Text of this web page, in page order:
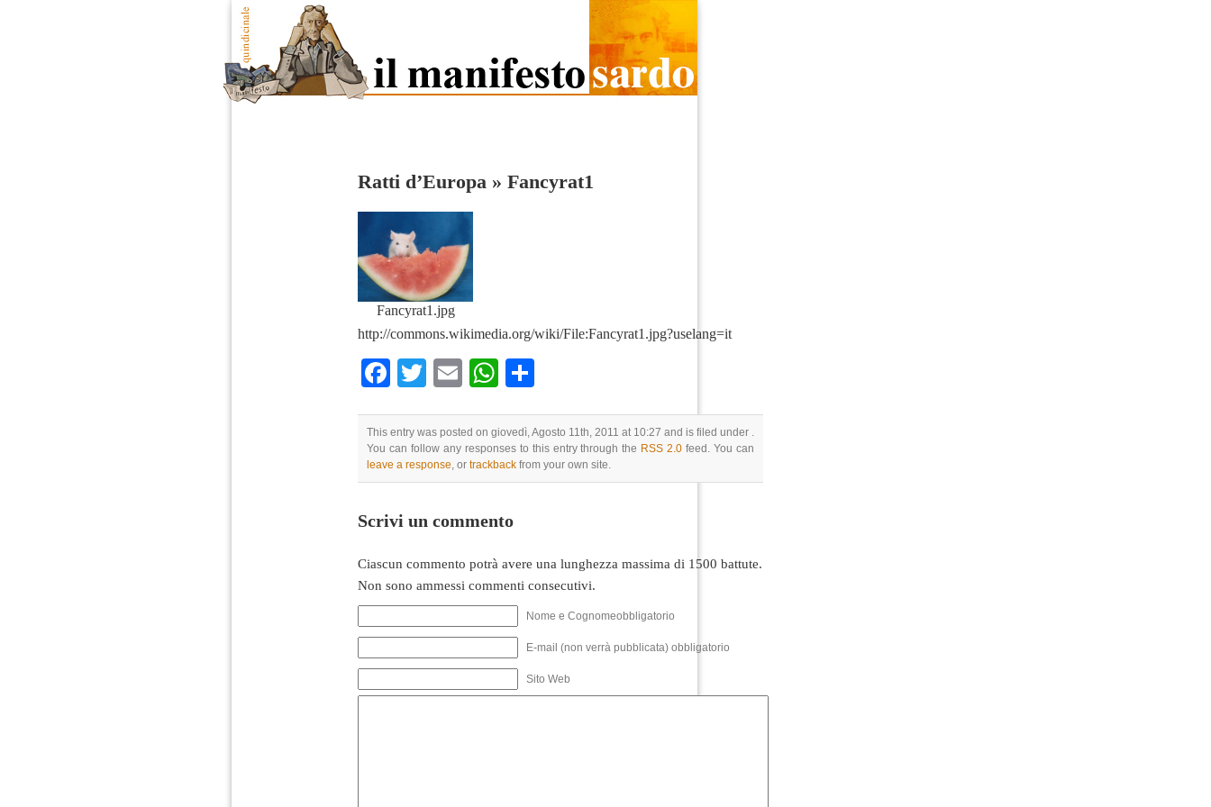
Ratti d’Europa » Fancyrat1
Fancyrat1.jpg
http://commons.wikimedia.org/wiki/File:Fancyrat1.jpg?uselang=it
Facebook
TwitterEmailWhatsApp
This entry was posted on giovedì, Agosto 11th, 2011 at 10:27 and is filed under .
You can follow any responses to this entry through the RSS 2.0 feed. You can
leave a response, or trackback from your own site.
Scrivi un commento
Ciascun commento potrà avere una lunghezza massima di 1500 battute.
Non sono ammessi commenti consecutivi.
Nome e Cognomeobbligatorio
E-mail (non verrà pubblicata) obbligatorio
Sito Web